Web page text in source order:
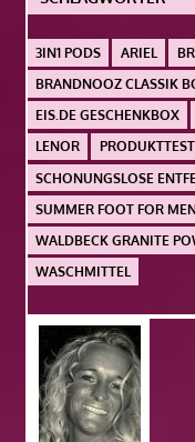
3IN1 PODS ARIEL
BRANDNOOZ CLASSIK
EIS.DE GESCHENKBOX
LENOR
PRODUKTTEST
SCHONUNGSLOSE
SUMMER FOOT FOR
WALDBECK GRANITE
WASCHMITTEL